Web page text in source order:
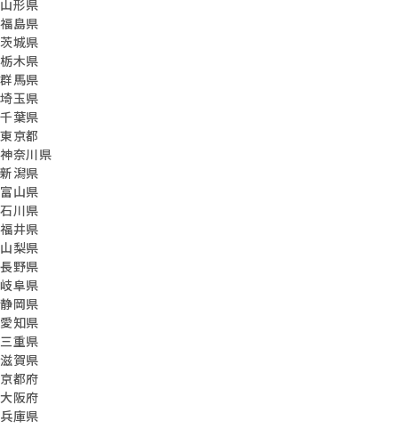
山形県
福島県
茨城県
栃木県
群馬県
埼玉県
千葉県
東京都
神奈川県
新潟県
富山県
石川県
福井県
山梨県
長野県
岐阜県
静岡県
愛知県
三重県
滋賀県
京都府
大阪府
兵庫県